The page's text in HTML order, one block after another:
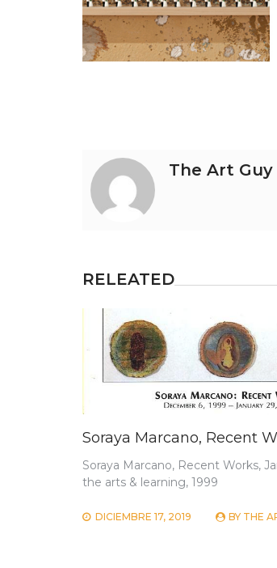
entradas
The Art Guy
RELEATED
Soraya Marcano, Recent
Soraya Marcano, Recent Works,
the arts & learning, 1999
DICIEMBRE 17, 2019 BY THE